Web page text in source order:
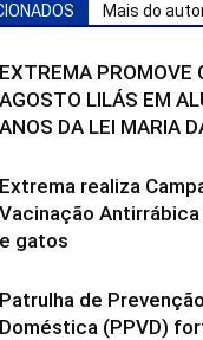
Mais do
EXTREMA PROMOVE
AGOSTO LILÁS EM
ANOS DA LEI MARIA
Extrema realiza
Vacinação
e gatos
Patrulha de
Doméstica (PPVD)